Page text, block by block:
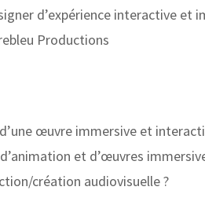
d’expérience interactive et
Productions
œuvre immersive et
et d’œuvres
création audiovisuelle ?